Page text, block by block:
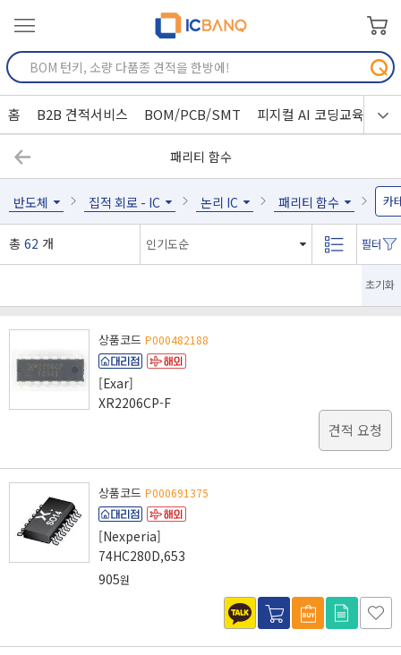
홈 B2B 견적서비스 BOM/PCB/SMT 피지컬 AI 코딩교육
패리티 함수
반도체 집적 회로 - IC 논리 IC 패리티 함수 카
총 62 개
초기화
상품코드 P000482188
[Exar]
XR2206CP-F
견적 요청
상품코드 P000691375
[Nexperia]
74HC280D,653
905원